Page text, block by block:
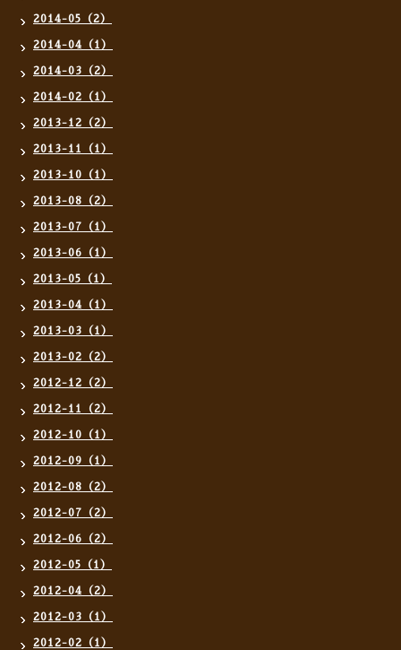
2014-05（2）
2014-04（1）
2014-03（2）
2014-02（1）
2013-12（2）
2013-11（1）
2013-10（1）
2013-08（2）
2013-07（1）
2013-06（1）
2013-05（1）
2013-04（1）
2013-03（1）
2013-02（2）
2012-12（2）
2012-11（2）
2012-10（1）
2012-09（1）
2012-08（2）
2012-07（2）
2012-06（2）
2012-05（1）
2012-04（2）
2012-03（1）
2012-02（1）